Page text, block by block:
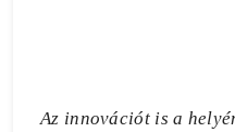
Az innovációt is a